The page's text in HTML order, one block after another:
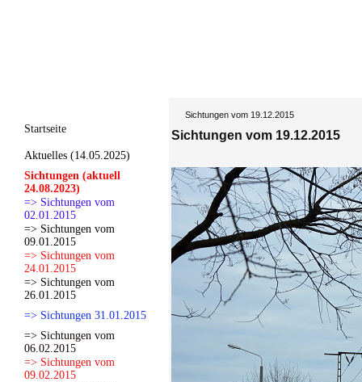
Startseite
Aktuelles (14.05.2025)
Sichtungen (aktuell
24.08.2023)
=> Sichtungen vom
02.01.2015
=> Sichtungen vom
09.01.2015
=> Sichtungen vom
24.01.2015
=> Sichtungen vom
26.01.2015
=> Sichtungen 31.01.2015
=> Sichtungen vom
06.02.2015
=> Sichtungen vom
09.02.2015
Sichtungen vom 19.12.2015
Sichtungen vom 19.12.2015